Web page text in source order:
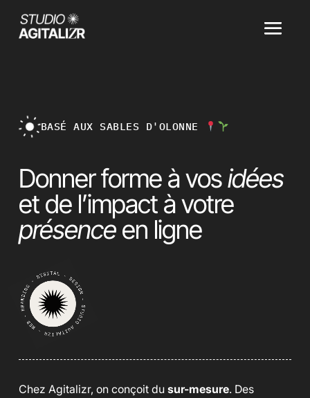
BASÉ AUX SABLES D'OLONNE
Donner forme à vosidées
et de l’impact à votre
présenceen ligne
Chez Agitalizr, on conçoit du sur-mesure. Des